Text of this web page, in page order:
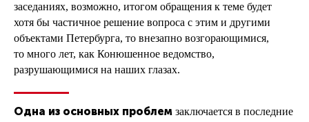
заседаниях, возможно, итогом обращения к теме будет
хотя бы частичное решение вопроса с этим и другими
объектами Петербурга, то внезапно возгорающимися,
то много лет, как Конюшенное ведомство,
разрушающимися на наших глазах.
Одна из основных проблем заключается в последние